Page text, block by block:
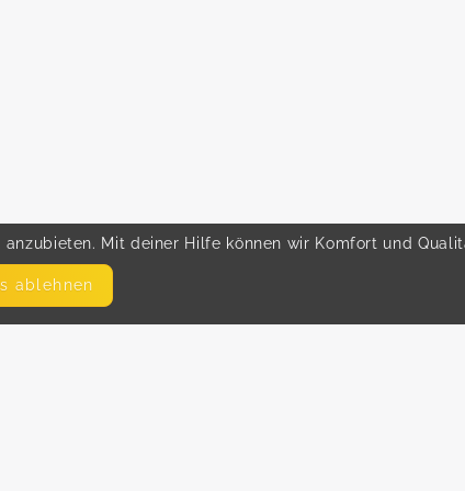
Mit deiner Hilfe können wir Komfort und
ablehnen